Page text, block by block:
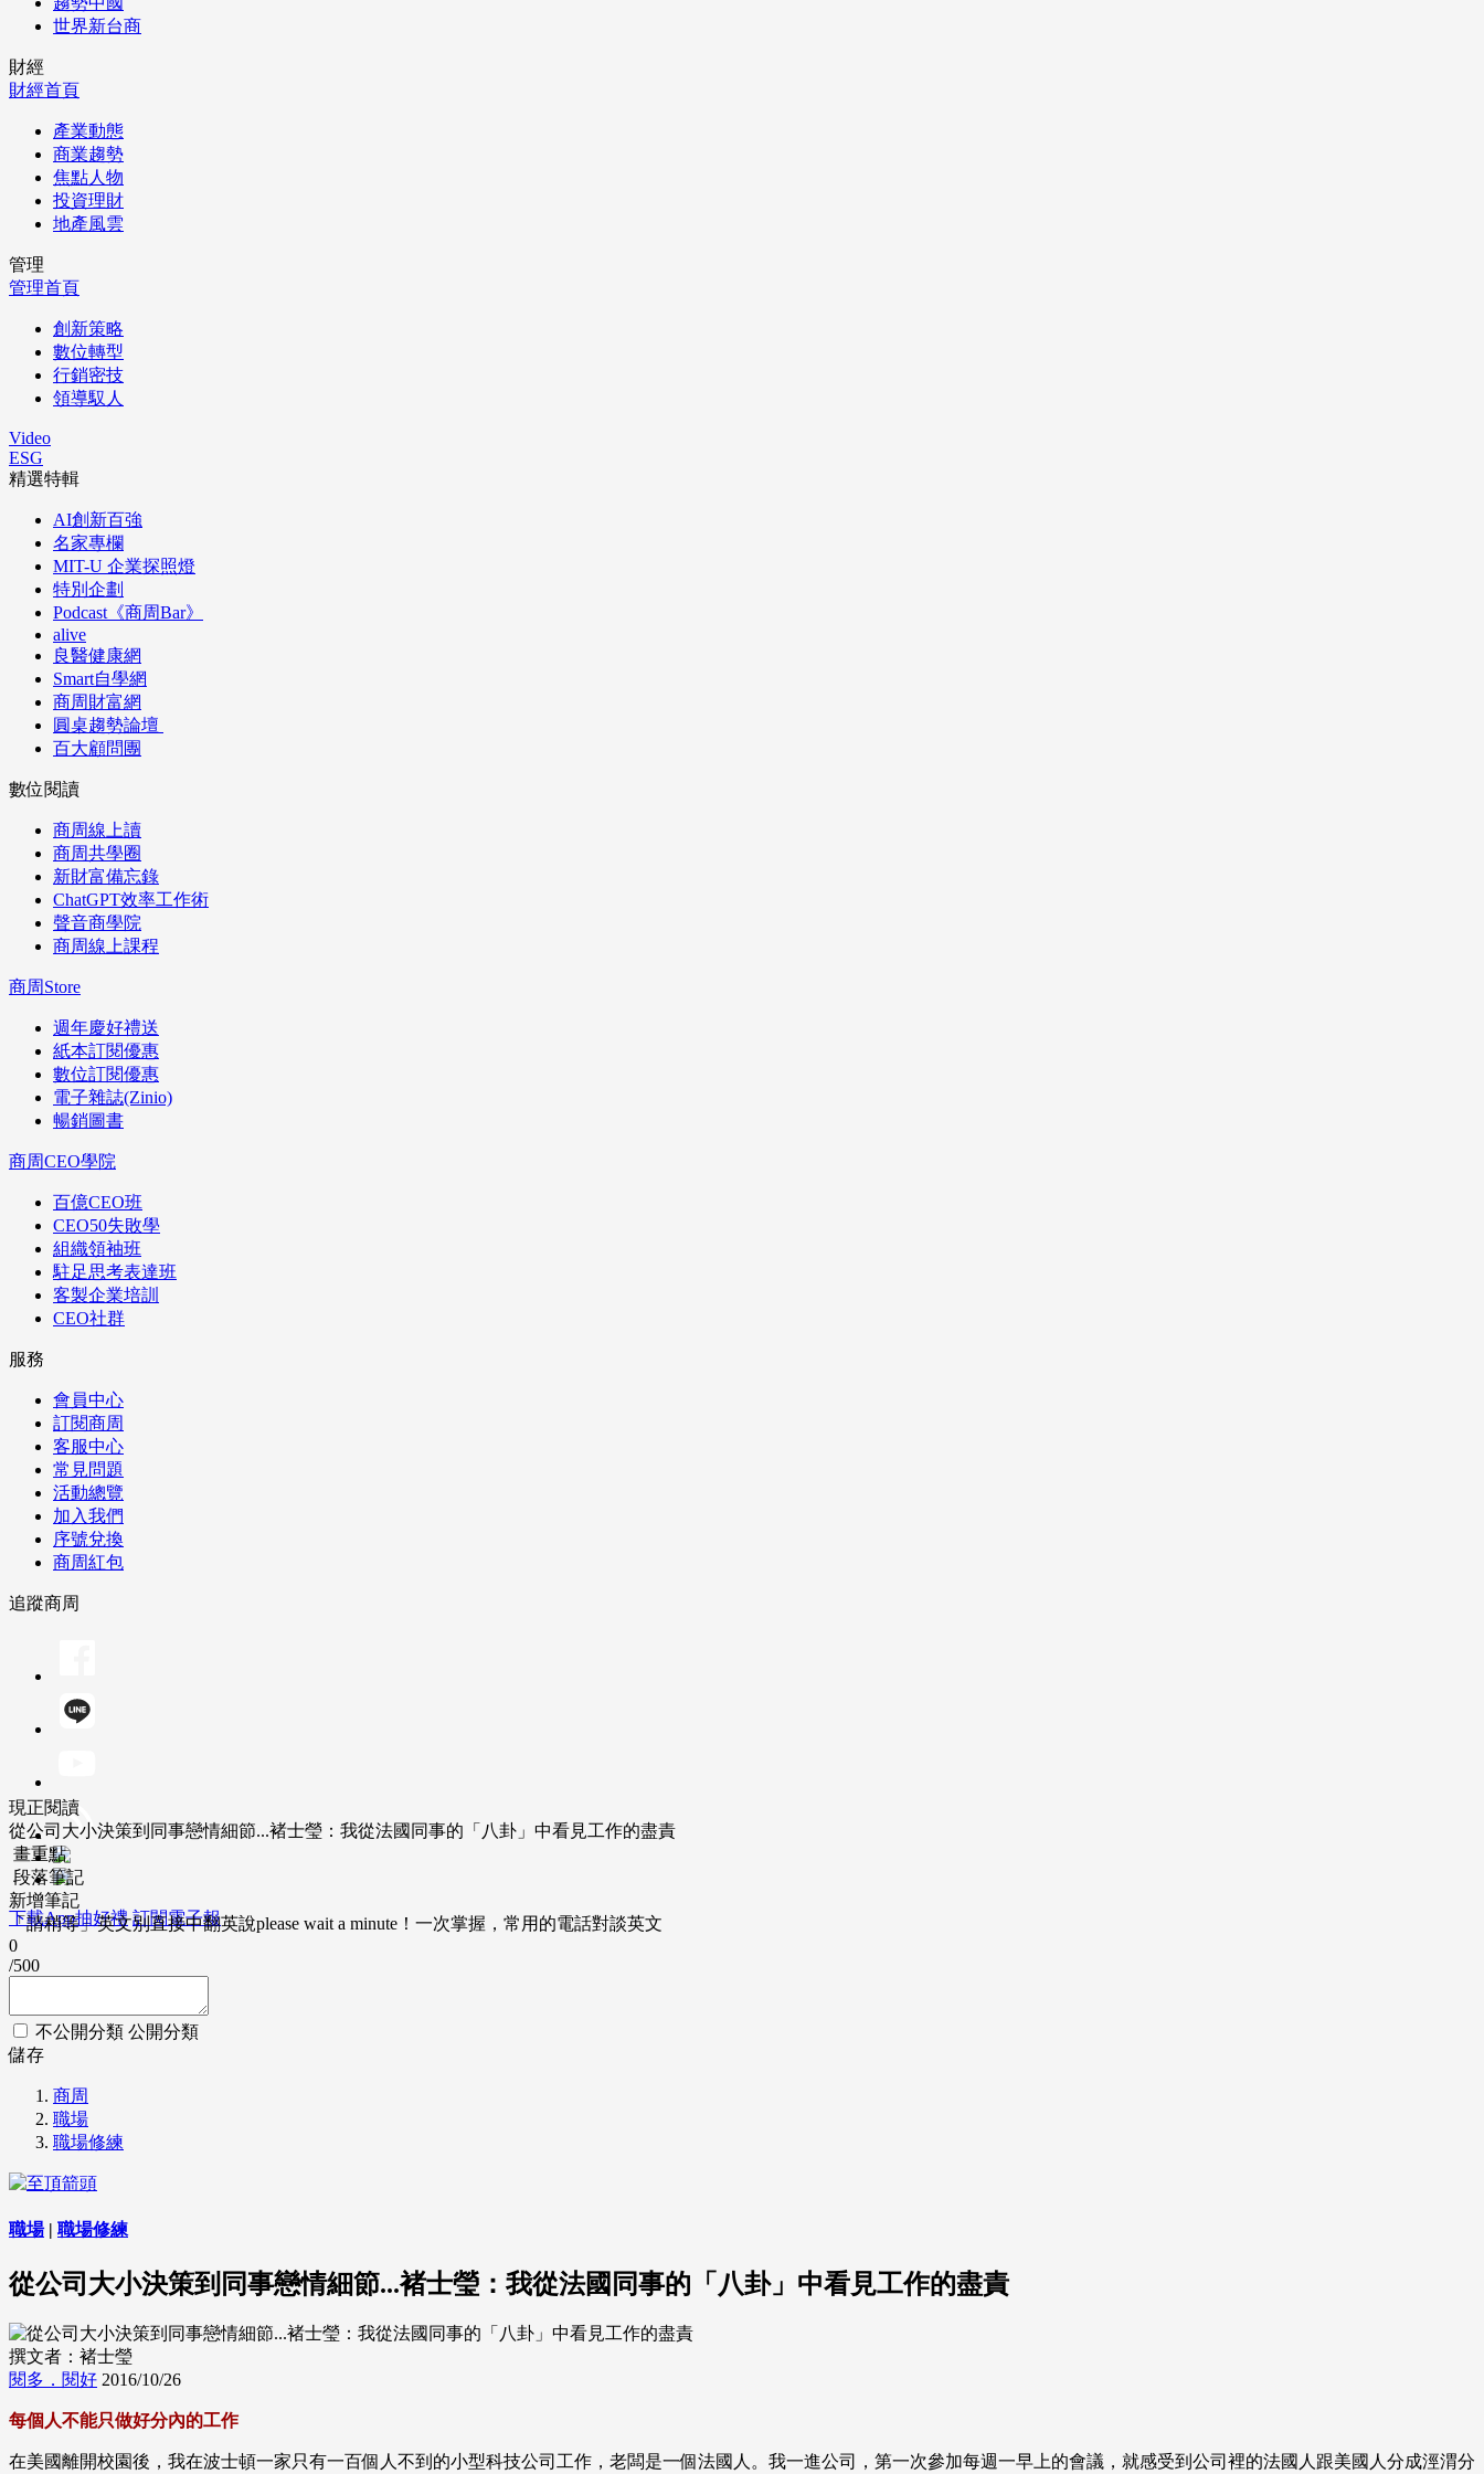
世界新台商
財經
財經首頁
產業動態
商業趨勢
焦點人物
投資理財
地產風雲
管理
管理首頁
創新策略
數位轉型
行銷密技
領導馭人
Video
ESG
精選特輯
AI創新百強
名家專欄
MIT-U 企業探照燈
特別企劃
Podcast《商周Bar》
alive
良醫健康網
Smart自學網
商周財富網
圓桌趨勢論壇
百大顧問團
數位閱讀
商周線上讀
商周共學圈
新財富備忘錄
ChatGPT效率工作術
聲音商學院
商周線上課程
商周Store
週年慶好禮送
紙本訂閱優惠
數位訂閱優惠
電子雜誌(Zinio)
暢銷圖書
商周CEO學院
百億CEO班
CEO50失敗學
組織領袖班
駐足思考表達班
客製企業培訓
CEO社群
服務
會員中心
訂閱商周
客服中心
常見問題
活動總覽
加入我們
序號兌換
商周紅包
追蹤商周
下載App抽好禮 訂閱電子報
現正閱讀
從公司大小決策到同事戀情細節...褚士瑩：我從法國同事的「八卦」中看見工作的盡責
畫重點
段落筆記
新增筆記
「請稍等」英文別直接中翻英說please wait a minute！一次掌握，常用的電話對談英文
0
/500
不公開分類 公開分類
儲存
商周
職場
職場修練
職場| 職場修練
從公司大小決策到同事戀情細節...褚士瑩：我從法國同事的「八卦」中看見工作的盡責
撰文者：褚士瑩
閱多．閱好 2016/10/26
每個人不能只做好分內的工作
在美國離開校園後，我在波士頓一家只有一百個人不到的小型科技公司工作，老闆是一個法國人。我一進公司，第一次參加每週一早上的會議，就感受到公司裡的法國人跟美國人分成涇渭分